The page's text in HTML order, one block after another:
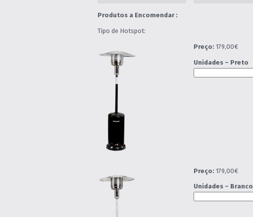
Produtos a Encomendar :
Tipo de Hotspot:
Preço: 179,00€
Unidades – Preto
Preço: 179,00€
Unidades – Branco